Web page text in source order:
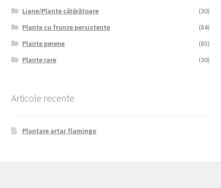
Liane/Plante cățărătoare
(30)
Plante cu frunze persistente
(84)
Plante perene
(85)
Plante rare
(30)
Articole recente
Plantare artar flamingo